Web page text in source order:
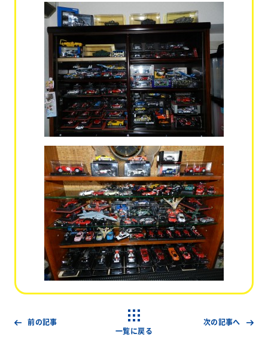
前の記事
一覧に戻る
次の記事へ